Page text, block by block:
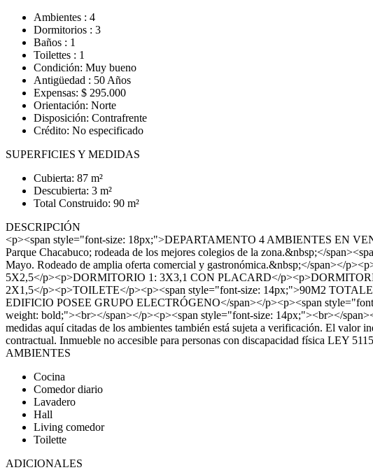
Ambientes : 4
Dormitorios : 3
Baños : 1
Toilettes : 1
Condición: Muy bueno
Antigüedad : 50 Años
Expensas: $ 295.000
Orientación: Norte
Disposición: Contrafrente
Crédito: No especificado
SUPERFICIES Y MEDIDAS
Cubierta: 87 m²
Descubierta: 3 m²
Total Construido: 90 m²
DESCRIPCIÓN
<p><span style="font-size: 18px;">DEPARTAMENTO 4 AMBIENTES EN
Parque Chacabuco; rodeada de los mejores colegios de la zona.&nbsp;</
Mayo. Rodeado de amplia oferta comercial y gastronómica.&nbsp;</
5X2,5</p><p>DORMITORIO 1: 3X3,1 CON PLACARD</
2X1,5</p><p>TOILETE</p><p><span style="font-size: 14px;">90M2
EDIFICIO POSEE GRUPO ELECTRÓGENO</span></p><p><span
weight: bold;"><br></span></p><p><span style="font-size: 14px;"><br></
medidas aquí citadas de los ambientes también está sujeta a verificación. El valor
contractual. Inmueble no accesible para personas con discapacidad física LEY
AMBIENTES
Cocina
Comedor diario
Lavadero
Hall
Living comedor
Toilette
ADICIONALES